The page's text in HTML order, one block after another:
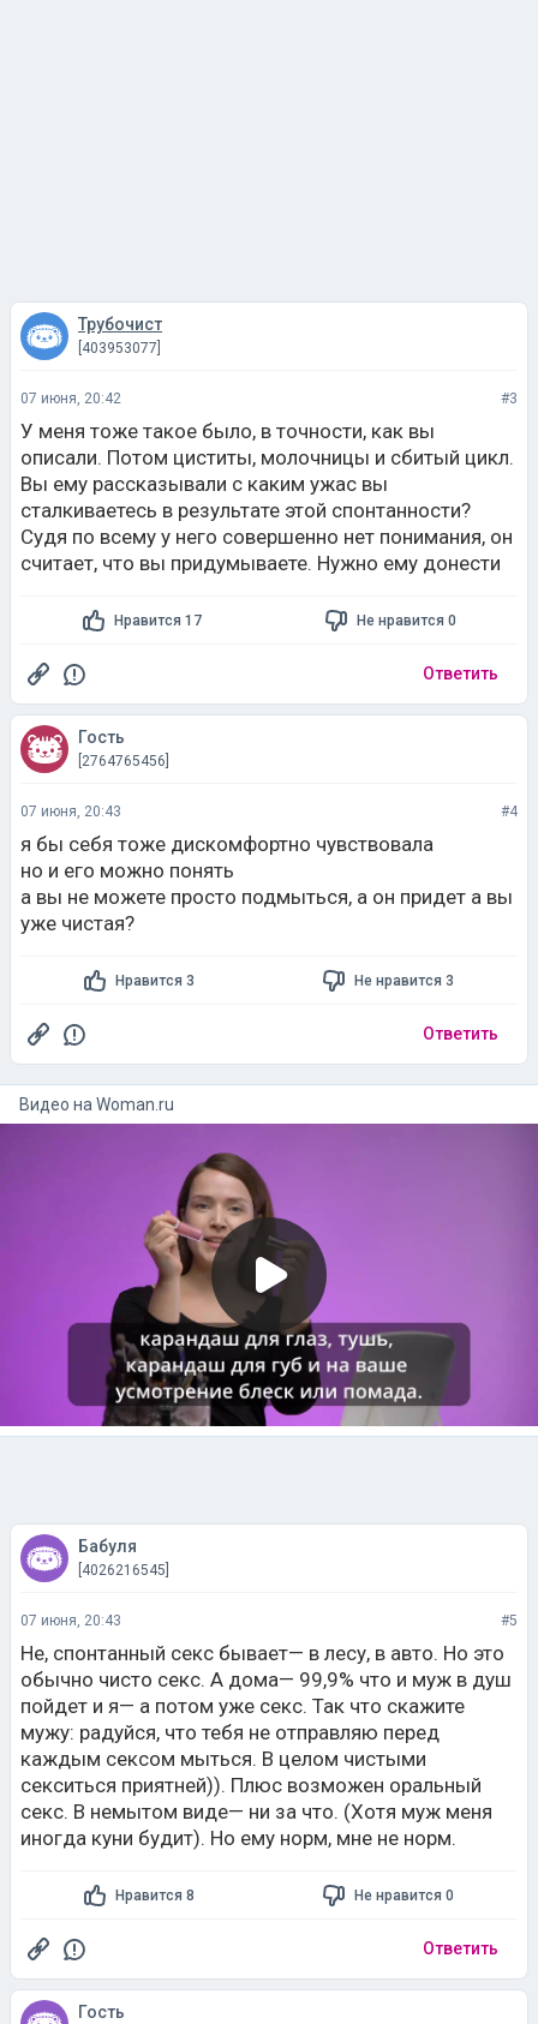
Трубочист
[403953077]
07 июня, 20:42 #3
У меня тоже такое было, в точности, как вы
описали. Потом циститы, молочницы и сбитый цикл.
Вы ему рассказывали с каким ужас вы
сталкиваетесь в результате этой спонтанности?
Судя по всему у него совершенно нет понимания, он
считает, что вы придумываете. Нужно ему донести
Нравится 17 Не нравится 0
Ответить
Гость
[2764765456]
07 июня, 20:43 #4
я бы себя тоже дискомфортно чувствовала
но и его можно понять
а вы не можете просто подмыться, а он придет а вы
уже чистая?
Нравится 3 Не нравится 3
Ответить
Видео на woman.ru
Бабуля
[4026216545]
07 июня, 20:43 #5
Не, спонтанный секс бывает— в лесу, в авто. Но это
обычно чисто секс. А дома— 99,9% что и муж в душ
пойдет и я— а потом уже секс. Так что скажите
мужу: радуйся, что тебя не отправляю перед
каждым сексом мыться. В целом чистыми
секситься приятней)). Плюс возможен оральный
секс. В немытом виде— ни за что. (Хотя муж меня
иногда куни будит). Но ему норм, мне не норм.
Нравится 8 Не нравится 0
Ответить
Гость